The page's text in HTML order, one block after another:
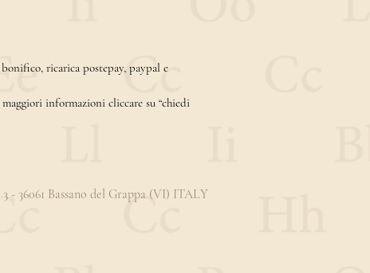
ricarica postepay, paypal e
informazioni cliccare su “chiedi
- 36061 Bassano del Grappa (VI) ITALY